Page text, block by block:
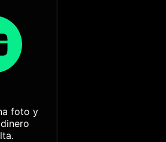
foto y